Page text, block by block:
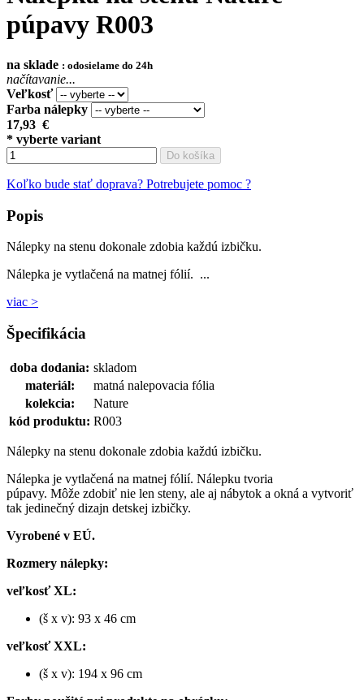
púpavy R003
na sklade : odosielame do 24h
načítavanie...
Veľkosť
Farba nálepky
17,93 €
* vyberte variant
Do košíka
Koľko bude stať doprava? Potrebujete pomoc ?
Popis
Nálepky na stenu dokonale zdobia každú izbičku.
Nálepka je vytlačená na matnej fólií. ...
viac >
Špecifikácia
doba dodania: skladom
materiál:
matná nalepovacia fólia
kolekcia:
Nature
kód produktu: R003
Nálepky na stenu dokonale zdobia každú izbičku.
Nálepka je vytlačená na matnej fólií. Nálepku tvoria
púpavy. Môže zdobiť nie len steny, ale aj nábytok a okná a vytvoriť
tak jedinečný dizajn detskej izbičky.
Vyrobené v EÚ.
Rozmery nálepky:
veľkosť XL:
(š x v): 93 x 46 cm
veľkosť XXL:
(š x v): 194 x 96 cm